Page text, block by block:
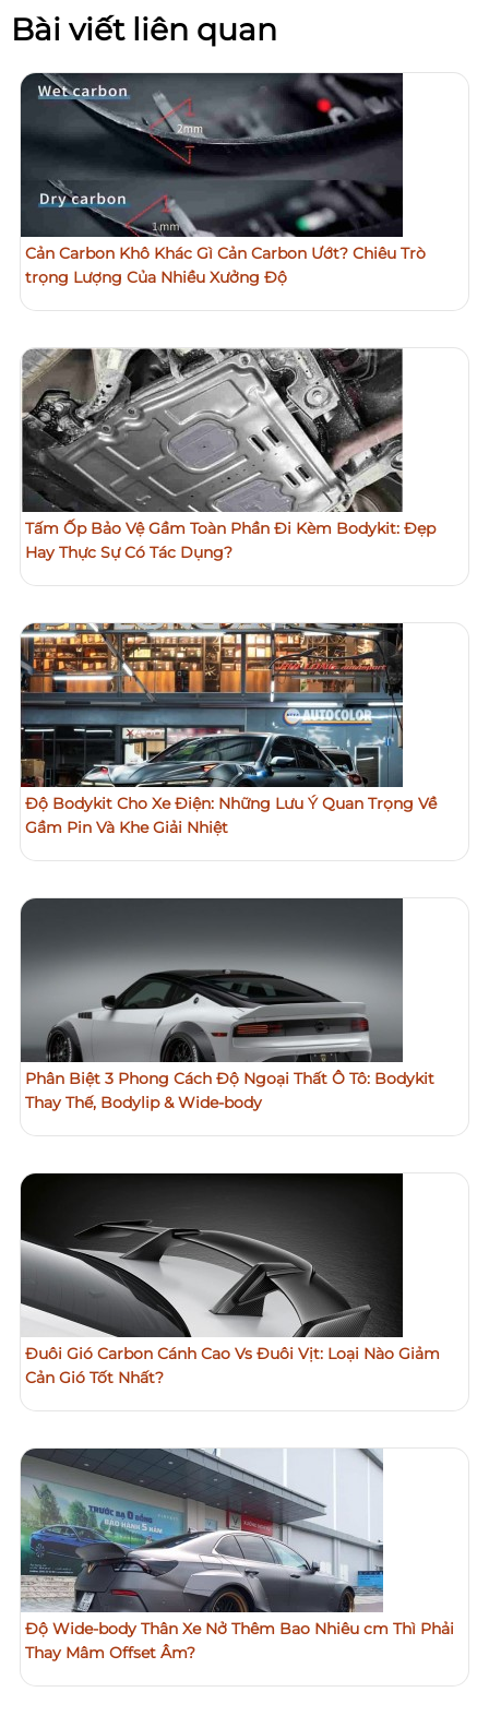
Bài viết liên quan
Cản Carbon Khô Khác Gì Cản Carbon Ướt? Chiêu Trò
trọng Lượng Của Nhiều Xưởng Độ
Tấm Ốp Bảo Vệ Gầm Toàn Phần Đi Kèm Bodykit: Đẹp
Hay Thực Sự Có Tác Dụng?
Độ Bodykit Cho Xe Điện: Những Lưu Ý Quan Trọng Về
Gầm Pin Và Khe Giải Nhiệt
Phân Biệt 3 Phong Cách Độ Ngoại Thất Ô Tô: Bodykit
Thay Thế, Bodylip & Wide-body
Đuôi Gió Carbon Cánh Cao Vs Đuôi Vịt: Loại Nào Giảm
Cản Gió Tốt Nhất?
Độ Wide-body Thân Xe Nở Thêm Bao Nhiêu cm Thì Phải
Thay Mâm Offset Âm?